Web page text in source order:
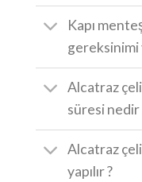
Kapı
gereksinimi
Alcatraz
süresi nedir
Alcatraz
yapılır ?